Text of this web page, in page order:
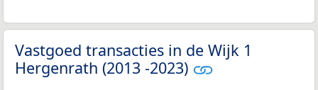
Vastgoed transacties in de Wijk 1
Hergenrath (2013 -2023)